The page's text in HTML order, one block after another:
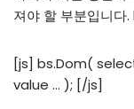
져야 할 부분입니다
[js] bs.Dom(
value … ); [/js]